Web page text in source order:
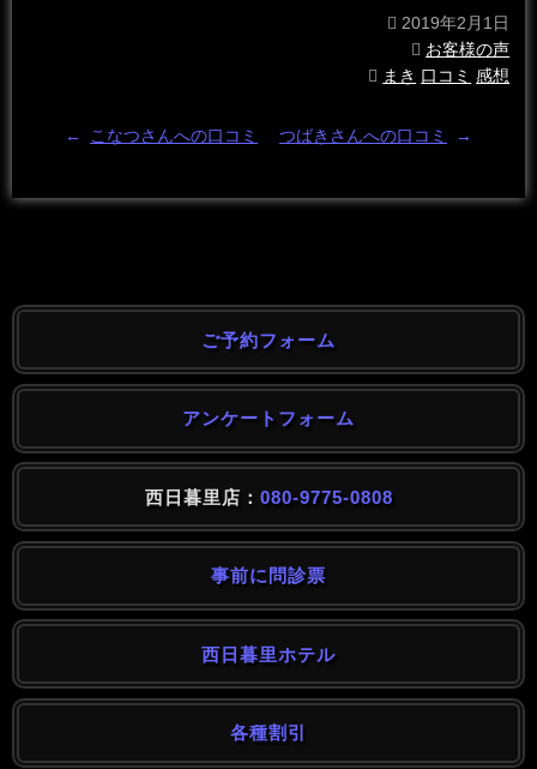
2019年2月1日
お客様の声
まき 口コミ 感想
← こなつさんへの口コミ つばきさんへの口コミ →
ご予約フォーム
アンケートフォーム
西日暮里店： 080-9775-0808
事前に問診票
西日暮里ホテル
各種割引